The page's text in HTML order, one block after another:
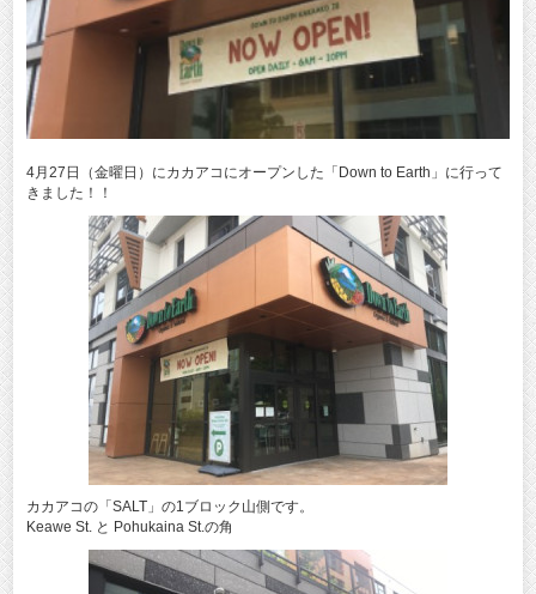
4月27日（金曜日）にカカアコにオープンした「Down to Earth」に行って
きました！！
カカアコの「SALT」の1ブロック山側です。
Keawe St. と Pohukaina St.の角